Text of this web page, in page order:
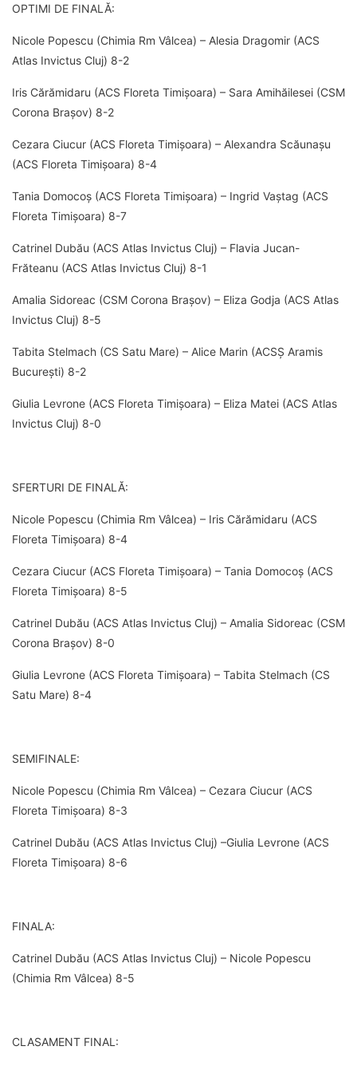
OPTIMI DE FINALĂ:
Nicole Popescu (Chimia Rm Vâlcea) – Alesia Dragomir (ACS
Atlas Invictus Cluj) 8-2
Iris Cărămidaru (ACS Floreta Timișoara) – Sara Amihăilesei (CSM
Corona Brașov) 8-2
Cezara Ciucur (ACS Floreta Timișoara) – Alexandra Scăunașu
(ACS Floreta Timișoara) 8-4
Tania Domocoș (ACS Floreta Timișoara) – Ingrid Vaștag (ACS
Floreta Timișoara) 8-7
Catrinel Dubău (ACS Atlas Invictus Cluj) – Flavia Jucan-
Frăteanu (ACS Atlas Invictus Cluj) 8-1
Amalia Sidoreac (CSM Corona Brașov) – Eliza Godja (ACS Atlas
Invictus Cluj) 8-5
Tabita Stelmach (CS Satu Mare) – Alice Marin (ACSȘ Aramis
București) 8-2
Giulia Levrone (ACS Floreta Timișoara) – Eliza Matei (ACS Atlas
Invictus Cluj) 8-0
SFERTURI DE FINALĂ:
Nicole Popescu (Chimia Rm Vâlcea) – Iris Cărămidaru (ACS
Floreta Timișoara) 8-4
Cezara Ciucur (ACS Floreta Timișoara) – Tania Domocoș (ACS
Floreta Timișoara) 8-5
Catrinel Dubău (ACS Atlas Invictus Cluj) – Amalia Sidoreac (CSM
Corona Brașov) 8-0
Giulia Levrone (ACS Floreta Timișoara) – Tabita Stelmach (CS
Satu Mare) 8-4
SEMIFINALE:
Nicole Popescu (Chimia Rm Vâlcea) – Cezara Ciucur (ACS
Floreta Timișoara) 8-3
Catrinel Dubău (ACS Atlas Invictus Cluj) –Giulia Levrone (ACS
Floreta Timișoara) 8-6
FINALA:
Catrinel Dubău (ACS Atlas Invictus Cluj) – Nicole Popescu
(Chimia Rm Vâlcea) 8-5
CLASAMENT FINAL: